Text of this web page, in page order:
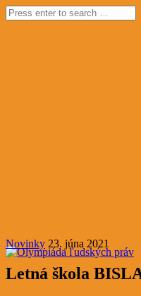
Novinky 23. júna 2021
Letná škola